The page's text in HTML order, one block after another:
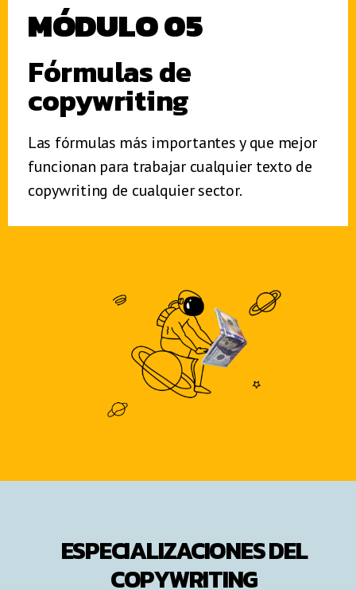
MÓDULO 05
Fórmulas de
copywriting
Las fórmulas más importantes y que mejor
funcionan para trabajar cualquier texto de
copywriting de cualquier sector.
ESPECIALIZACIONES DEL
COPYWRITING